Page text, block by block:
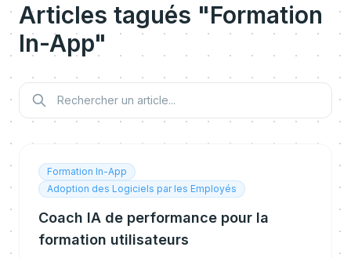
Articles tagués "Formation
In-App"
Formation In-App
Adoption des Logiciels par les Employés
Coach IA de performance pour la
formation utilisateurs